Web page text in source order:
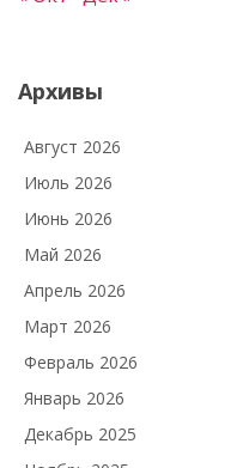
Архивы
Август 2026
Июль 2026
Июнь 2026
Май 2026
Апрель 2026
Март 2026
Февраль 2026
Январь 2026
Декабрь 2025